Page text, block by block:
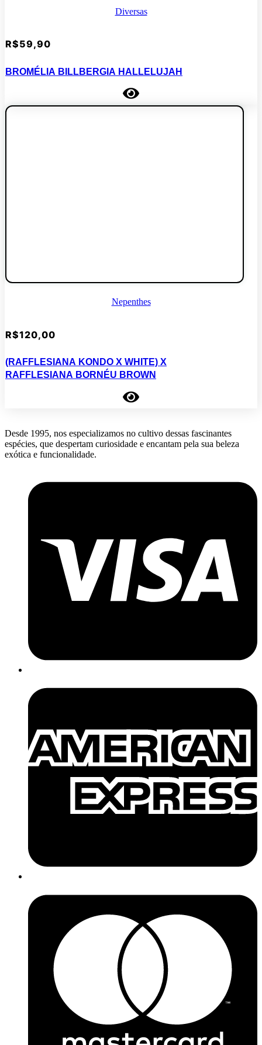
Diversas
R$59,90
BROMÉLIA BILLBERGIA HALLELUJAH
Nepenthes
R$120,00
(RAFFLESIANA KONDO X WHITE) X
RAFFLESIANA BORNÉU BROWN
Desde 1995, nos especializamos no cultivo dessas fascinantes
espécies, que despertam curiosidade e encantam pela sua beleza
exótica e funcionalidade.